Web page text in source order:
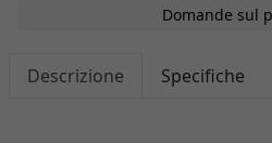
Domande sul
Descrizione Specifiche